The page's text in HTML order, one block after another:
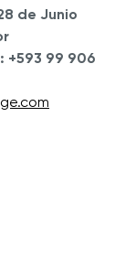
de Junio
+593 99 906